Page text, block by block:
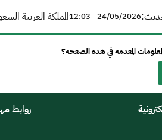
24/05/2026 - 12:03 المملكة العربية
المقدمة في هذه الصفحة؟
روابط